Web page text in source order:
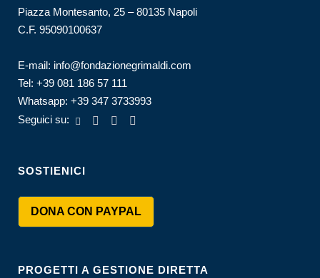
Piazza Montesanto, 25 – 80135 Napoli
C.F. 95090100637
E-mail: info@fondazionegrimaldi.com
Tel: +39 081 186 57 111
Whatsapp: +39 347 3733993
Seguici su:
SOSTIENICI
DONA CON PAYPAL
PROGETTI A GESTIONE DIRETTA